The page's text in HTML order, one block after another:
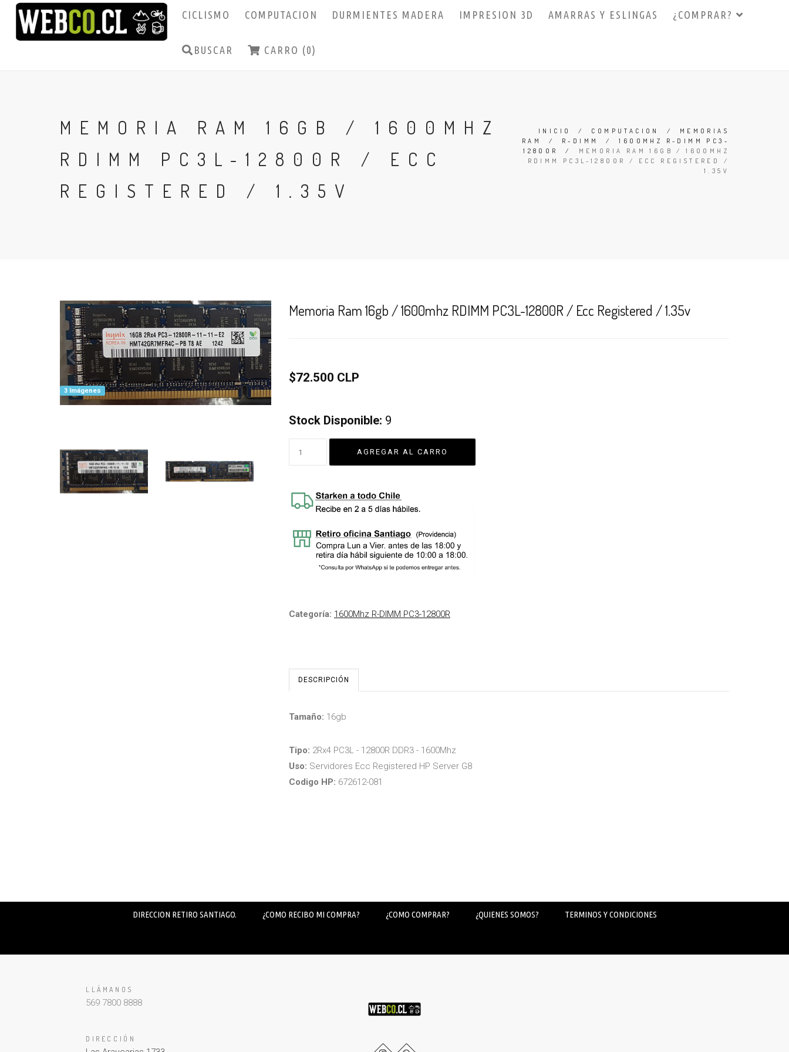
CICLISMO COMPUTACION DURMIENTES MADERA IMPRESION 3D AMARRAS Y ESLINGAS ¿COMPRAR?
BUSCAR CARRO (0)
MEMORIA RAM 16GB / 1600MHZ
RDIMM PC3L-12800R / ECC
REGISTERED / 1.35V
INICIO / COMPUTACION / MEMORIAS
RAM
/ R-DIMM /1600MHZ R-DIMM PC3-
12800R
/
MEMORIA RAM 16GB / 1600MHZ
RDIMM PC3L-12800R / ECC REGISTERED /
1.35V
3 Imágenes
Memoria Ram 16gb / 1600mhz RDIMM PC3L-12800R / Ecc Registered / 1.35v
$72.500 CLP
Stock Disponible: 9
Categoría: 1600Mhz R-DIMM PC3-12800R
DESCRIPCIÓN
Tamaño: 16gb
Tipo: 2Rx4 PC3L - 12800R DDR3 - 1600Mhz
Uso: Servidores Ecc Registered HP Server G8
Codigo HP: 672612-081
DIRECCION RETIRO SANTIAGO. ¿COMO RECIBO MI COMPRA? ¿COMO COMPRAR? ¿QUIENES SOMOS? TERMINOS Y CONDICIONES
LLÁMANOS
569 7800 8888
DIRECCIÓN